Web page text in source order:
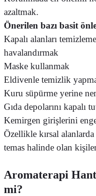
azaltmak.
Önerilen bazı basit
Kapalı alanları
havalandırmak
Maske kullanmak
Eldivenle temizlik
Kuru süpürme yerine
Gıda depolarını kapalı
Kemirgen girişlerini
Özellikle kırsal
temas halinde olan
Aromaterapi
mi?